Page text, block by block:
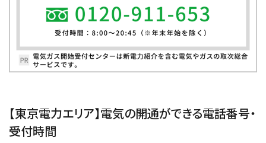
【東京電力エリア】電気の開通ができる電話番号・
受付時間